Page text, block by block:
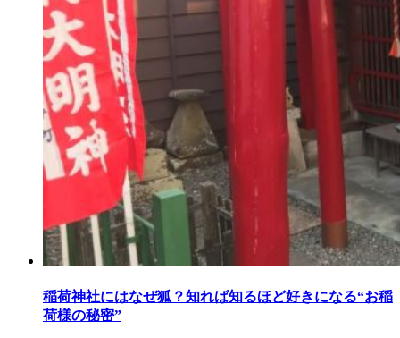
稲荷神社にはなぜ狐？知れば知るほど好きになる“お稲
荷様の秘密”